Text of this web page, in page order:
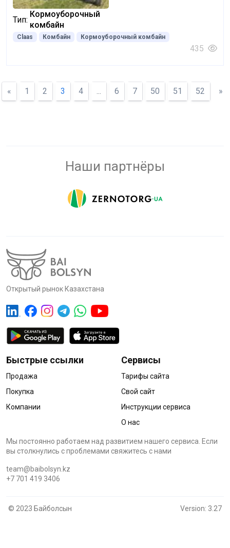
Тип:
Кормоуборочный
комбайн
Claas Комбайн Кормоуборочный комбайн
435
« 1 2 3 4 ... 6 7 50 51 52 »
Наши партнёры
Открытый рынок Казахстана
Быстрые ссылки
Продажа
Покупка
Компании
Сервисы
Тарифы сайта
Свой сайт
Инструкции сервиса
О нас
Мы постоянно работаем над развитием нашего сервиса. Если
вы столкнулись с проблемами cвяжитесь с нами
team@baibolsyn.kz
+7 701 419 3406
© 2023 Байболсын Version: 3.27